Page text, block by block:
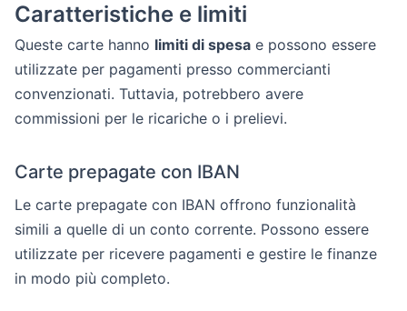
Caratteristiche e limiti
Queste carte hanno limiti di spesa e possono essere
utilizzate per pagamenti presso commercianti
convenzionati. Tuttavia, potrebbero avere
commissioni per le ricariche o i prelievi.
Carte prepagate con IBAN
Le carte prepagate con IBAN offrono funzionalità
simili a quelle di un conto corrente. Possono essere
utilizzate per ricevere pagamenti e gestire le finanze
in modo più completo.